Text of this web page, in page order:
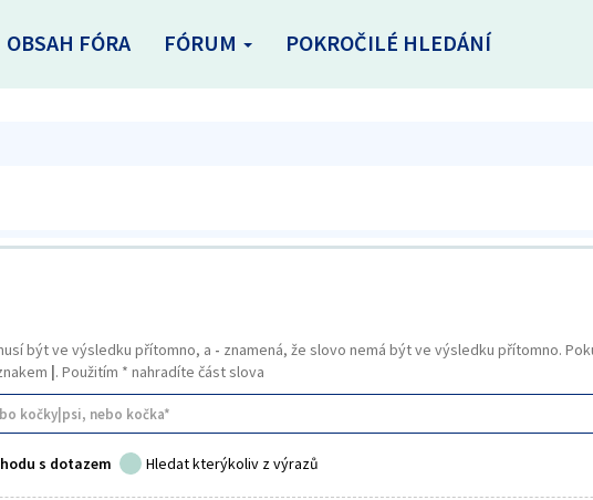
OBSAH FÓRA FÓRUM POKROČILÉ HLEDÁNÍ
být ve výsledku přítomno, a - znamená, že slovo nemá být ve výsledku přítomno.
|. Použitím * nahradíte část slova
s dotazem Hledat kterýkoliv z výrazů